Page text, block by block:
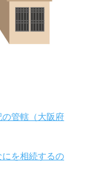
管轄（大阪府
を相続するの